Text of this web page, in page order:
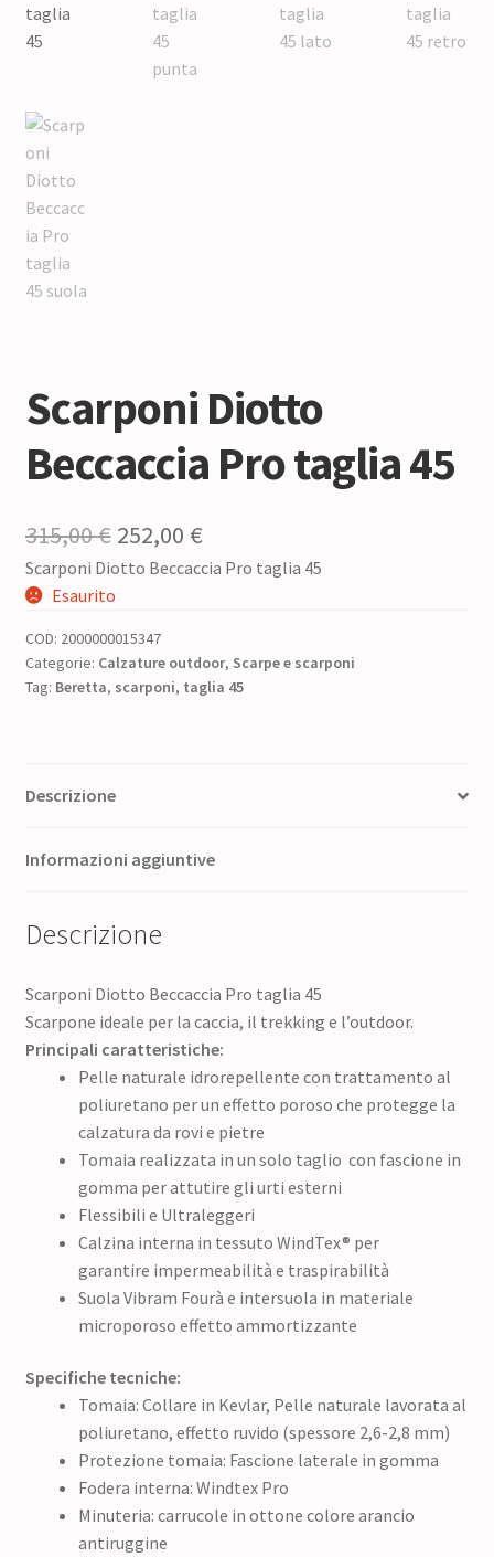
Scarponi Diotto
Beccaccia Pro taglia 45
315,00€ Il
prezzo
era:
315,00 €.
252,00 €Il
prezzo
è:
252,00 €.
Scarponi Diotto Beccaccia Pro taglia 45
Esaurito
COD: 2000000015347
Categorie: Calzature outdoor, Scarpe e scarponi
Tag: Beretta, scarponi, taglia 45
Descrizione
Informazioni aggiuntive
Descrizione
Scarponi Diotto Beccaccia Pro taglia 45
Scarpone ideale per la caccia, il trekking e l’outdoor.
Principali caratteristiche:
Pelle naturale idrorepellente con trattamento al
poliuretano per un effetto poroso che protegge la
calzatura da rovi e pietre
Tomaia realizzata in un solo taglio con fascione in
gomma per attutire gli urti esterni
Flessibili e Ultraleggeri
Calzina interna in tessuto WindTex® per
garantire impermeabilità e traspirabilità
Suola Vibram Fourà e intersuola in materiale
microporoso effetto ammortizzante
Specifiche tecniche:
Tomaia: Collare in Kevlar, Pelle naturale lavorata al
poliuretano, effetto ruvido (spessore 2,6-2,8 mm)
Protezione tomaia: Fascione laterale in gomma
Fodera interna: Windtex Pro
Minuteria: carrucole in ottone colore arancio
antiruggine